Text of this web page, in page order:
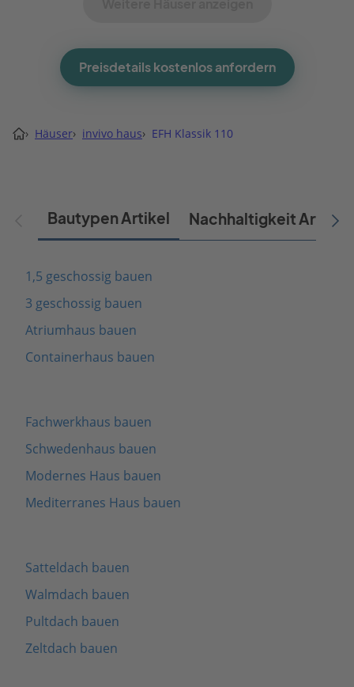
Preisdetails kostenlos anfordern
› Häuser› invivo haus› EFH Klassik 110
Bautypen Artikel Nachhaltigkeit Artikel
1,5 geschossig bauen
3 geschossig bauen
Atriumhaus bauen
Containerhaus bauen
Fachwerkhaus bauen
Schwedenhaus bauen
Modernes Haus bauen
Mediterranes Haus bauen
Satteldach bauen
Walmdach bauen
Pultdach bauen
Zeltdach bauen